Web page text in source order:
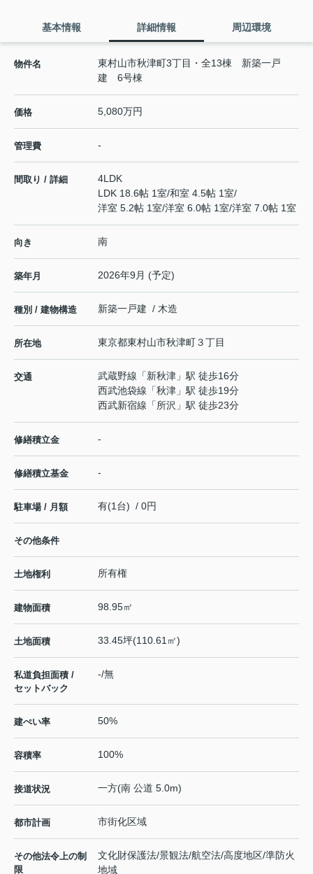
基本情報 詳細情報 周辺環境
物件名
東村山市秋津町3丁目・全13棟 新築一戸
建 6号棟
価格 5,080万円
管理費 -
間取り / 詳細
4LDK
LDK 18.6帖 1室/和室 4.5帖 1室/
洋室 5.2帖 1室/洋室 6.0帖 1室/洋室 7.0帖 1室
向き 南
築年月 2026年9月 (予定)
種別 / 建物構造 新築一戸建 / 木造
所在地 東京都東村山市秋津町３丁目
交通 武蔵野線 「新秋津 」駅 徒歩16分
西武池袋線 「秋津 」駅 徒歩19分
西武新宿線 「所沢 」駅 徒歩23分
修繕積立金 -
修繕積立基金 -
駐車場 / 月額 有(1台) / 0円
その他条件
土地権利 所有権
建物面積 98.95㎡
土地面積 33.45坪(110.61㎡)
私道負担面積 /
セットバック
-/無
建ぺい率 50%
容積率 100%
接道状況 一方(南 公道 5.0m)
都市計画 市街化区域
その他法令上の制
限
文化財保護法/景観法/航空法/高度地区/準防火
地域